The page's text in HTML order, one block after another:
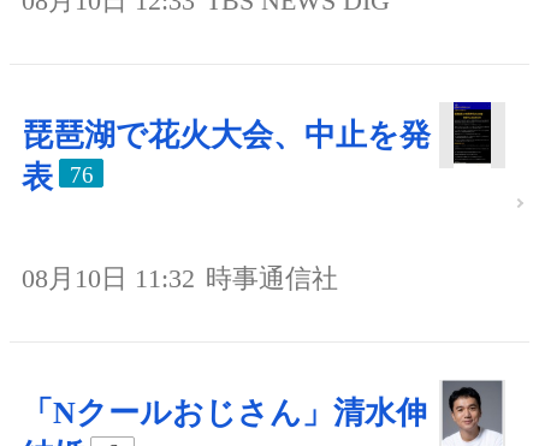
琵琶湖で花火大会、中止を発
表
76
08月10日 11:32 時事通信社
「Nクールおじさん」清水伸